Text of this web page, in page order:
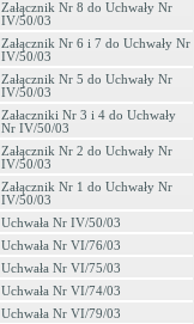
Załącznik Nr 8 do Uchwały Nr
IV/50/03
Załącznik Nr 6 i 7 do Uchwały Nr
IV/50/03
Załącznik Nr 5 do Uchwały Nr
IV/50/03
Załaczniki Nr 3 i 4 do Uchwały
Nr IV/50/03
Załącznik Nr 2 do Uchwały Nr
IV/50/03
Załącznik Nr 1 do Uchwały Nr
IV/50/03
Uchwała Nr IV/50/03
Uchwała Nr VI/76/03
Uchwała Nr VI/75/03
Uchwała Nr VI/74/03
Uchwała Nr VI/79/03